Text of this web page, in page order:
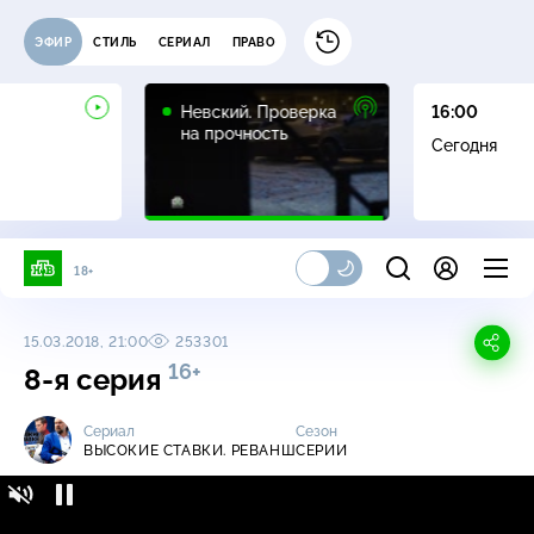
ЭФИР СТИЛЬ СЕРИАЛ ПРАВО
Невский. Проверка
на прочность
16+
16:00
Сегодня
18+
15.03.2018, 21:00 253301
8-я серия 16+
Сериал
ВЫСОКИЕ СТАВКИ. РЕВАНШ
Сезон
СЕРИИ